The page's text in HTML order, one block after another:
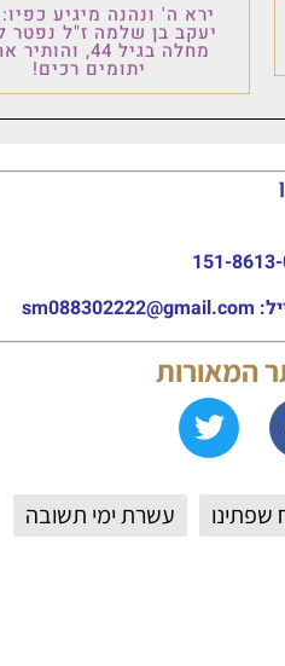
ה' ונהנה מיגיע כפיו: הרב
בן שלמה ז"ל נפטר לאחר
מחלה בגיל 44, והותיר אחריו
יתומים רכים!
עשרת ימי תשובה